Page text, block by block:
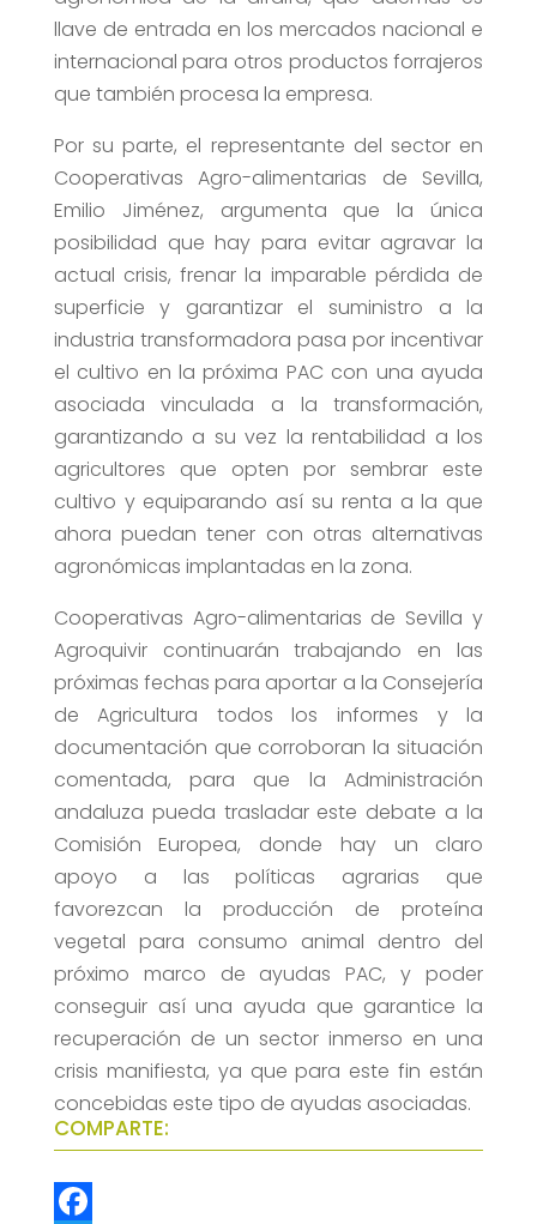
llave de entrada en los mercados nacional e
internacional para otros productos forrajeros
que también procesa la empresa.
Por su parte, el representante del sector en
Cooperativas Agro-alimentarias de Sevilla,
Emilio Jiménez, argumenta que la única
posibilidad que hay para evitar agravar la
actual crisis, frenar la imparable pérdida de
superficie y garantizar el suministro a la
industria transformadora pasa por incentivar
el cultivo en la próxima PAC con una ayuda
asociada vinculada a la transformación,
garantizando a su vez la rentabilidad a los
agricultores que opten por sembrar este
cultivo y equiparando así su renta a la que
ahora puedan tener con otras alternativas
agronómicas implantadas en la zona.
Cooperativas Agro-alimentarias de Sevilla y
Agroquivir continuarán trabajando en las
próximas fechas para aportar a la Consejería
de Agricultura todos los informes y la
documentación que corroboran la situación
comentada, para que la Administración
andaluza pueda trasladar este debate a la
Comisión Europea, donde hay un claro
apoyo a las políticas agrarias que
favorezcan la producción de proteína
vegetal para consumo animal dentro del
próximo marco de ayudas PAC, y poder
conseguir así una ayuda que garantice la
recuperación de un sector inmerso en una
crisis manifiesta, ya que para este fin están
concebidas este tipo de ayudas asociadas.
COMPARTE: